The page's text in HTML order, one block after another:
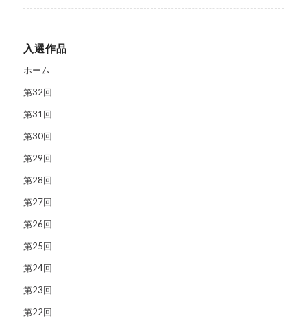
入選作品
ホーム
第32回
第31回
第30回
第29回
第28回
第27回
第26回
第25回
第24回
第23回
第22回